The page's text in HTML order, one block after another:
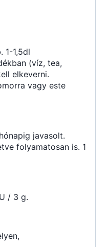
1-1,5dl
(víz, tea,
elkeverni.
vagy este
javasolt.
folyamatosan is. 1
/ 3 g.